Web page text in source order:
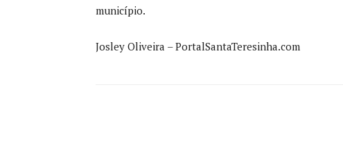
município.
Josley Oliveira – PortalSantaTeresinha.com